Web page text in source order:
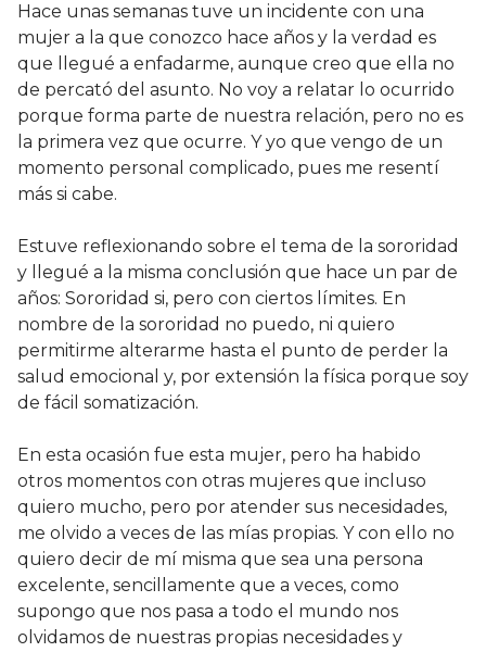
Hace unas semanas tuve un incidente con una
mujer a la que conozco hace años y la verdad es
que llegué a enfadarme, aunque creo que ella no
de percató del asunto. No voy a relatar lo ocurrido
porque forma parte de nuestra relación, pero no es
la primera vez que ocurre. Y yo que vengo de un
momento personal complicado, pues me resentí
más si cabe.
Estuve reflexionando sobre el tema de la sororidad
y llegué a la misma conclusión que hace un par de
años: Sororidad si, pero con ciertos límites. En
nombre de la sororidad no puedo, ni quiero
permitirme alterarme hasta el punto de perder la
salud emocional y, por extensión la física porque soy
de fácil somatización.
En esta ocasión fue esta mujer, pero ha habido
otros momentos con otras mujeres que incluso
quiero mucho, pero por atender sus necesidades,
me olvido a veces de las mías propias. Y con ello no
quiero decir de mí misma que sea una persona
excelente, sencillamente que a veces, como
supongo que nos pasa a todo el mundo nos
olvidamos de nuestras propias necesidades y